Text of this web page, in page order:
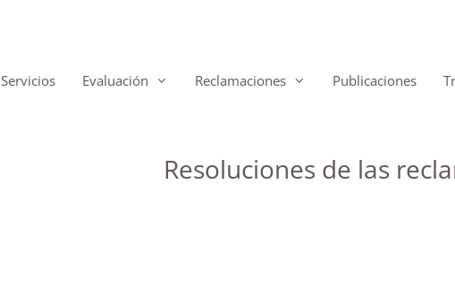
Servicios Evaluación Reclamaciones Publicaciones
Resoluciones de las